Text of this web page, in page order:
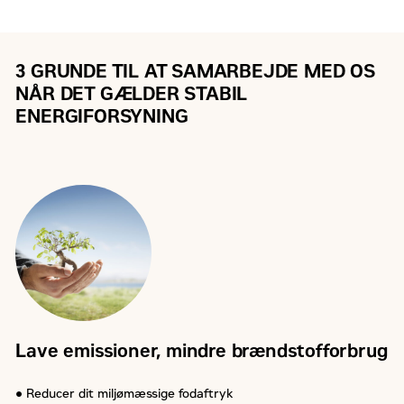
3 GRUNDE TIL AT SAMARBEJDE MED OS
NÅR DET GÆLDER STABIL
ENERGIFORSYNING
Lave emissioner, mindre brændstofforbrug
● Reducer dit miljømæssige fodaftryk